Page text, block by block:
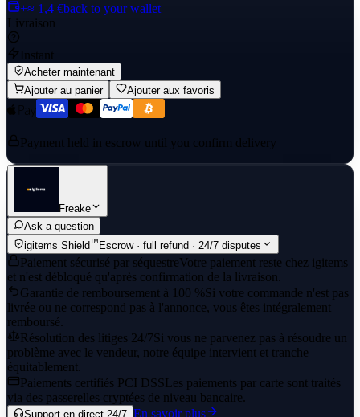
+≈ 1,4 €back to your wallet
Livraison
Instant
Acheter maintenant
Ajouter au panier
Ajouter aux favoris
Payment held in escrow until you confirm delivery
Freake
Ask a question
igitems Shield™ Escrow · full refund · 24/7 disputes
Paiement sécurisé par séquestreVotre paiement reste chez igitems
et n'est débloqué qu'après confirmation de la livraison.
Garantie de remboursement à 100 %Si votre commande n'est pas
livrée ou ne correspond pas à l'annonce, vous êtes intégralement
remboursé.
Résolution des litiges 24/7Si vous ne parvenez pas à résoudre un
problème avec le vendeur, notre équipe intervient et tranche
équitablement.
Paiements certifiés PCI DSSLes paiements par carte sont traités
via des passerelles cryptées de niveau bancaire.
Support en direct 24/7 En savoir plus